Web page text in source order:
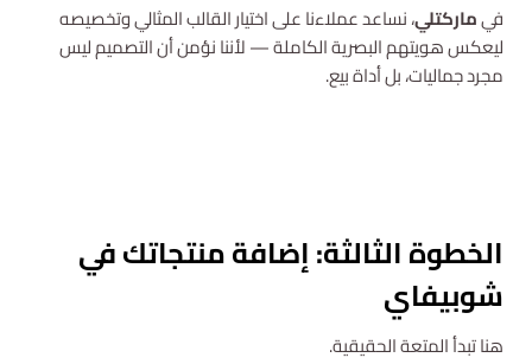
فيماركتلي، نساعد عملاءنا على اختيار القالب المثالي وتخصيصه
ليعكس هويتهم البصرية الكاملة — لأننا نؤمن أن التصميم ليس
مجرد جماليات، بل أداة بيع.
الخطوة الثالثة: إضافة منتجاتك في
شوبيفاي
هنا تبدأ المتعة الحقيقية.